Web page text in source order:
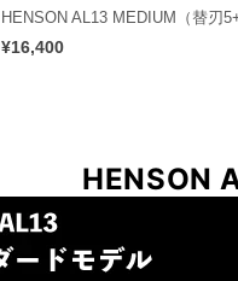
HENSON AL13 MEDIUM（替刃
¥16,400
HENSON